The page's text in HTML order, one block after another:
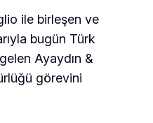
ile birleşen ve
bugün Türk
Ayaydın &
görevini